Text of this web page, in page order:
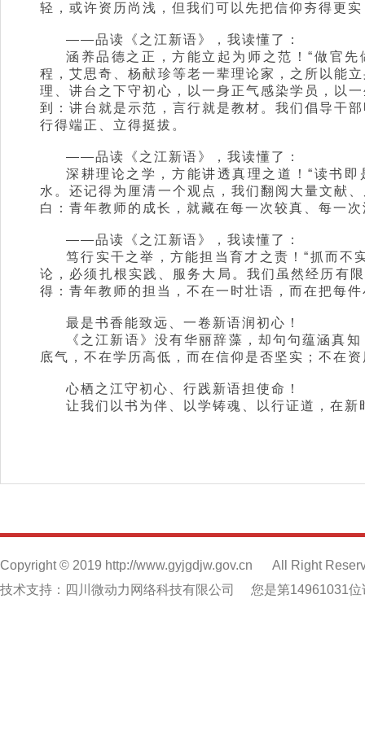
轻，或许资历尚浅，但我们可以先把信仰夯得更
——品读《之江新语》，我读懂了：
涵养品德之正，方能立起为师之范！“做官
程，艾思奇、杨献珍等老一辈理论家，之所以能
理、讲台之下守初心，以一身正气感染学员，以
到：讲台就是示范，言行就是教材。我们倡导干
行得端正、立得挺拔。
——品读《之江新语》，我读懂了：
深耕理论之学，方能讲透真理之道！“读书
水。还记得为厘清一个观点，我们翻阅大量文献
白：青年教师的成长，就藏在每一次较真、每一
——品读《之江新语》，我读懂了：
笃行实干之举，方能担当育才之责！“抓而不
论，必须扎根实践、服务大局。我们虽然经历有
得：青年教师的担当，不在一时壮语，而在把每
最是书香能致远、一卷新语润初心！
《之江新语》没有华丽辞藻，却句句蕴涵真
底气，不在学历高低，而在信仰是否坚实；不在
心栖之江守初心、行践新语担使命！
让我们以书为伴、以学铸魂、以行证道，在
Copyright © 2019 http://www.gyjgdjw.gov.cn
All Right
技术支持：四川微动力网络科技有限公司
您是第14961031位